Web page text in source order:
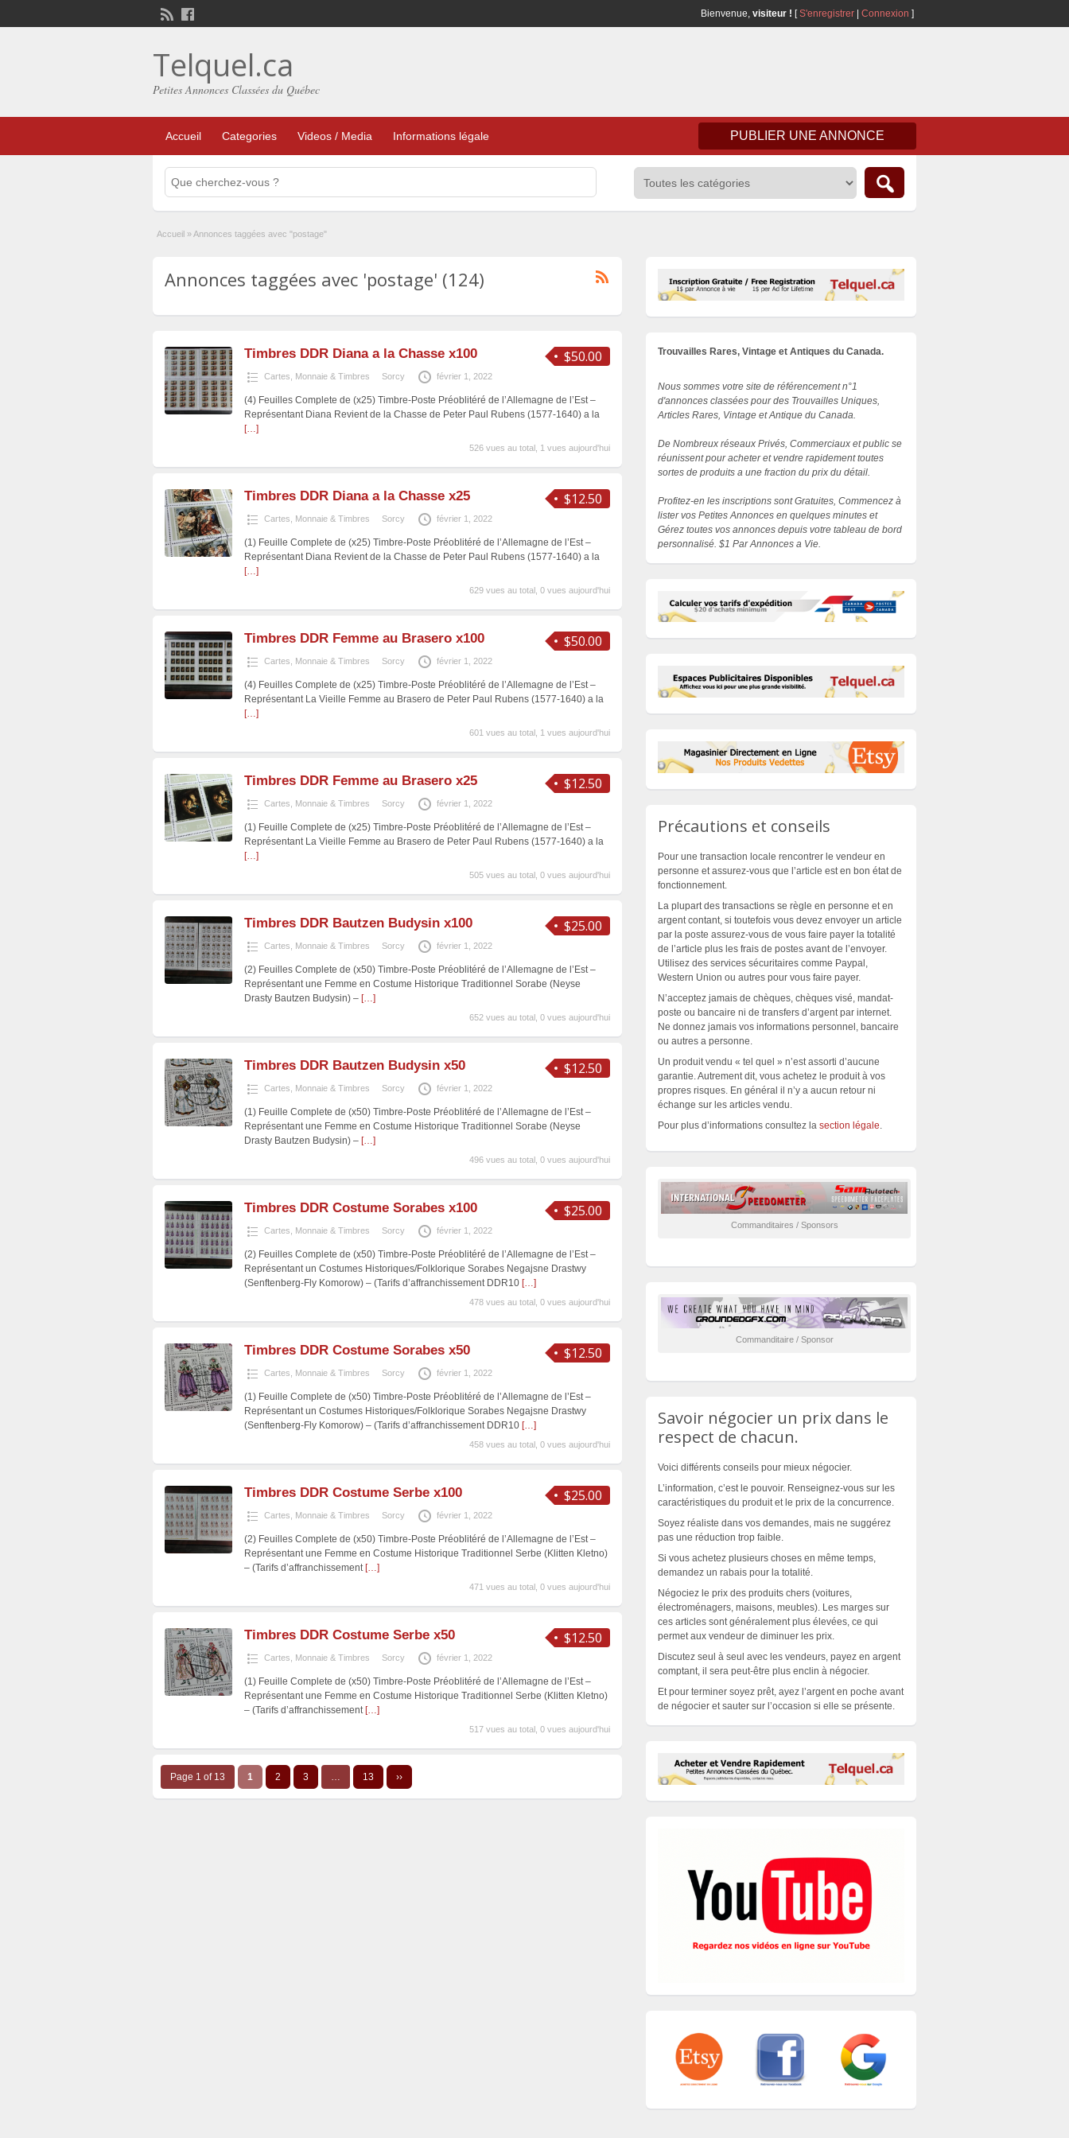
Bienvenue, visiteur ! [S'enregistrer Connexion ]
Telquel.ca
Petites Annonces Classées du Québec
Accueil Categories Videos / Media Informations légale PUBLIER UNE ANNONCE
Accueil »Annonces taggées avec "postage"
Annonces taggées avec 'postage' (124)
$50.00
Timbres DDR Diana a la Chasse x100
Cartes, Monnaie & Timbres Sorcy février 1, 2022
(4) Feuilles Complete de (x25) Timbre-Poste Préoblitéré de l’Allemagne de l’Est –
Représentant Diana Revient de la Chasse de Peter Paul Rubens (1577-1640) a la
[…]
526 vues au total, 1 vues aujourd'hui
$12.50
Timbres DDR Diana a la Chasse x25
Cartes, Monnaie & Timbres Sorcy février 1, 2022
(1) Feuille Complete de (x25) Timbre-Poste Préoblitéré de l’Allemagne de l’Est –
Représentant Diana Revient de la Chasse de Peter Paul Rubens (1577-1640) a la
[…]
629 vues au total, 0 vues aujourd'hui
$50.00
Timbres DDR Femme au Brasero x100
Cartes, Monnaie & Timbres Sorcy février 1, 2022
(4) Feuilles Complete de (x25) Timbre-Poste Préoblitéré de l’Allemagne de l’Est –
Représentant La Vieille Femme au Brasero de Peter Paul Rubens (1577-1640) a la
[…]
601 vues au total, 1 vues aujourd'hui
$12.50
Timbres DDR Femme au Brasero x25
Cartes, Monnaie & Timbres Sorcy février 1, 2022
(1) Feuille Complete de (x25) Timbre-Poste Préoblitéré de l’Allemagne de l’Est –
Représentant La Vieille Femme au Brasero de Peter Paul Rubens (1577-1640) a la
[…]
505 vues au total, 0 vues aujourd'hui
$25.00
Timbres DDR Bautzen Budysin x100
Cartes, Monnaie & Timbres Sorcy février 1, 2022
(2) Feuilles Complete de (x50) Timbre-Poste Préoblitéré de l’Allemagne de l’Est –
Représentant une Femme en Costume Historique Traditionnel Sorabe (Neyse
Drasty Bautzen Budysin) – […]
652 vues au total, 0 vues aujourd'hui
$12.50
Timbres DDR Bautzen Budysin x50
Cartes, Monnaie & Timbres Sorcy février 1, 2022
(1) Feuille Complete de (x50) Timbre-Poste Préoblitéré de l’Allemagne de l’Est –
Représentant une Femme en Costume Historique Traditionnel Sorabe (Neyse
Drasty Bautzen Budysin) – […]
496 vues au total, 0 vues aujourd'hui
$25.00
Timbres DDR Costume Sorabes x100
Cartes, Monnaie & Timbres Sorcy février 1, 2022
(2) Feuilles Complete de (x50) Timbre-Poste Préoblitéré de l’Allemagne de l’Est –
Représentant un Costumes Historiques/Folklorique Sorabes Negajsne Drastwy
(Senftenberg-Fly Komorow) – (Tarifs d’affranchissement DDR10 […]
478 vues au total, 0 vues aujourd'hui
$12.50
Timbres DDR Costume Sorabes x50
Cartes, Monnaie & Timbres Sorcy février 1, 2022
(1) Feuille Complete de (x50) Timbre-Poste Préoblitéré de l’Allemagne de l’Est –
Représentant un Costumes Historiques/Folklorique Sorabes Negajsne Drastwy
(Senftenberg-Fly Komorow) – (Tarifs d’affranchissement DDR10 […]
458 vues au total, 0 vues aujourd'hui
$25.00
Timbres DDR Costume Serbe x100
Cartes, Monnaie & Timbres Sorcy février 1, 2022
(2) Feuilles Complete de (x50) Timbre-Poste Préoblitéré de l’Allemagne de l’Est –
Représentant une Femme en Costume Historique Traditionnel Serbe (Klitten Kletno)
– (Tarifs d’affranchissement […]
471 vues au total, 0 vues aujourd'hui
$12.50
Timbres DDR Costume Serbe x50
Cartes, Monnaie & Timbres Sorcy février 1, 2022
(1) Feuille Complete de (x50) Timbre-Poste Préoblitéré de l’Allemagne de l’Est –
Représentant une Femme en Costume Historique Traditionnel Serbe (Klitten Kletno)
– (Tarifs d’affranchissement […]
517 vues au total, 0 vues aujourd'hui
Page 1 of 13 1 2 3 … 13 ››
Trouvailles Rares, Vintage et Antiques du Canada.
Nous sommes votre site de référencement n°1
d'annonces classées pour des Trouvailles Uniques,
Articles Rares, Vintage et Antique du Canada.
De Nombreux réseaux Privés, Commerciaux et public se
réunissent pour acheter et vendre rapidement toutes
sortes de produits a une fraction du prix du détail.
Profitez-en les inscriptions sont Gratuites, Commencez à
lister vos Petites Annonces en quelques minutes et
Gérez toutes vos annonces depuis votre tableau de bord
personnalisé. $1 Par Annonces a Vie.
Précautions et conseils
Pour une transaction locale rencontrer le vendeur en
personne et assurez-vous que l’article est en bon état de
fonctionnement.
La plupart des transactions se règle en personne et en
argent contant, si toutefois vous devez envoyer un article
par la poste assurez-vous de vous faire payer la totalité
de l’article plus les frais de postes avant de l’envoyer.
Utilisez des services sécuritaires comme Paypal,
Western Union ou autres pour vous faire payer.
N’acceptez jamais de chèques, chèques visé, mandat-
poste ou bancaire ni de transfers d’argent par internet.
Ne donnez jamais vos informations personnel, bancaire
ou autres a personne.
Un produit vendu « tel quel » n’est assorti d’aucune
garantie. Autrement dit, vous achetez le produit à vos
propres risques. En général il n’y a aucun retour ni
échange sur les articles vendu.
Pour plus d’informations consultez la section légale.
Commanditaires / Sponsors
Commanditaire / Sponsor
Savoir négocier un prix dans le
respect de chacun.
Voici différents conseils pour mieux négocier.
L’information, c’est le pouvoir. Renseignez-vous sur les
caractéristiques du produit et le prix de la concurrence.
Soyez réaliste dans vos demandes, mais ne suggérez
pas une réduction trop faible.
Si vous achetez plusieurs choses en même temps,
demandez un rabais pour la totalité.
Négociez le prix des produits chers (voitures,
électroménagers, maisons, meubles). Les marges sur
ces articles sont généralement plus élevées, ce qui
permet aux vendeur de diminuer les prix.
Discutez seul à seul avec les vendeurs, payez en argent
comptant, il sera peut-être plus enclin à négocier.
Et pour terminer soyez prêt, ayez l’argent en poche avant
de négocier et sauter sur l’occasion si elle se présente.